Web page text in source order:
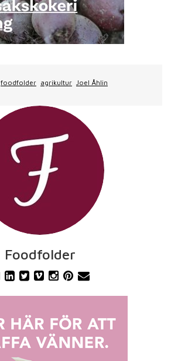
foodfolder agrikultur Joel Åhlin
Foodfolder